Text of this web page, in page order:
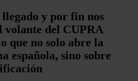
y por fin nos
volante del CUPRA
que no solo abre la
española, sino sobre